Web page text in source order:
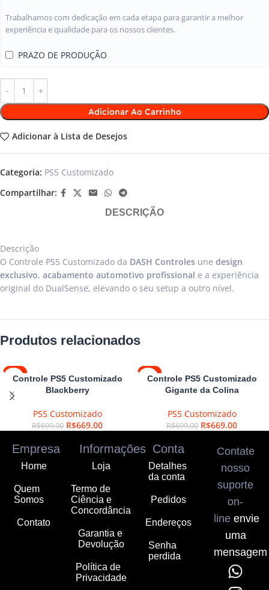
Trabalhamos com dedicação em cada etapa para garantir a melhor
experiência e qualidade para os nossos clientes.
PRAZO DE PRODUÇÃO
Adicionar Ao Carrinho
Adicionar à Lista de Desejos
Categoria: PS5 Customizado
Compartilhar:
DESCRIÇÃO
Descrição
O Controle PS5 Customizado da DASH Controles une design
exclusivo, acabamento automotivo profissional e a experiência
original do DualSense, elevando o seu setup a outro nível.
Produtos relacionados
-4%
Controle PS5 Customizado
Blackberry
PS5 Customizado
R$699.00 R$669.00
-4%
Controle PS5 Customizado
Gigante da Colina
PS5 Customizado
R$699.00 R$669.00
Empresa
Home
Quem
Somos
Contato
Informações
Loja
Termo de
Ciência e
Concordância
Garantia e
Devolução
Política de
Privacidade
Conta
Detalhes
da conta
Pedidos
Endereços
Senha
perdida
Contate
nosso
suporte
on-
line envie
uma
mensagem